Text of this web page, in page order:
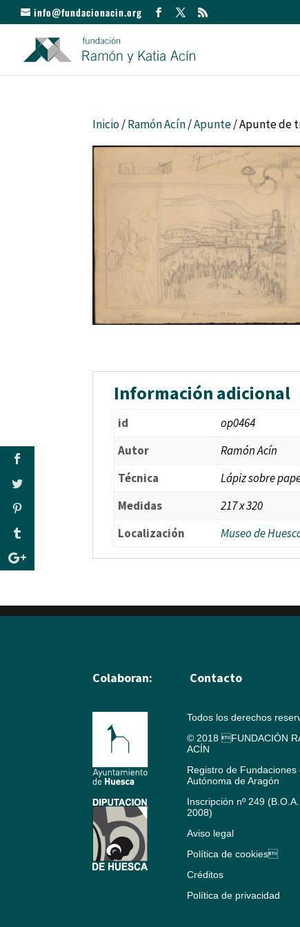
info@fundacionacin.org
Inicio/Ramón Acín/Apunte/ Apunte de
Información adicional
id
op0464
Autor
Ramón Acín
Técnica
Lápiz sobre
Medidas
217 x 320
Localización
Museo de
Colaboran: Contacto
Todos los derechos
© 2018 FUNDACIÓN
ACÍN
Registro de Fundaciones
Autónoma de Aragón
Inscripción nº 249
2008)
Aviso legal
Política de cookies
Créditos
Política de privacidad